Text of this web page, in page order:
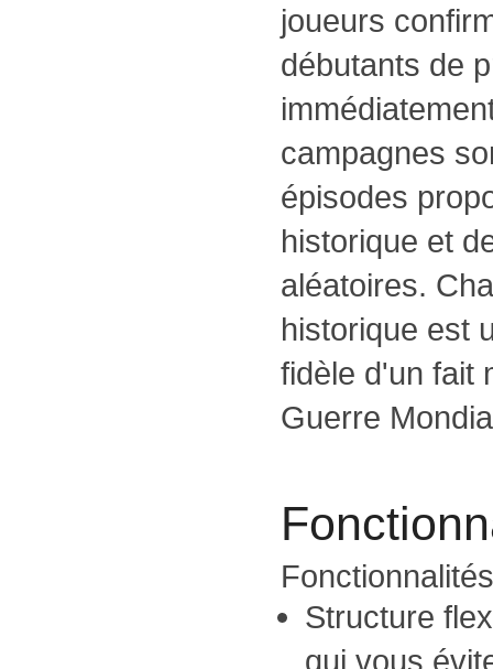
joueurs
débutants de
campagnes
épisodes
historique et
aléatoires.
historique est
fidèle d'un fait
Guerre
Fonctionnalités
Structure
qui vous